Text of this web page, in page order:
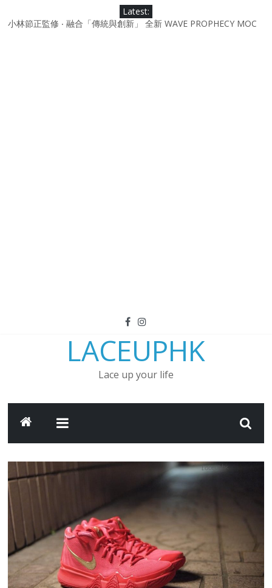
to
Latest:
小林節正監修 ‧ 融合「傳統與創新」 全新 WAVE PROPHECY MOC
LACEUPHK
Lace up your life